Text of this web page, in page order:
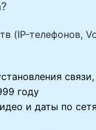
(IP-телефонов,
году
и даты по